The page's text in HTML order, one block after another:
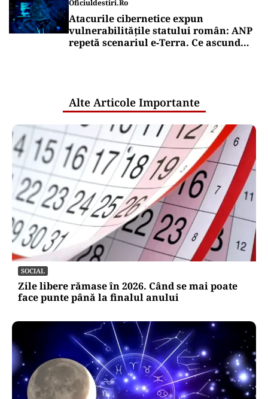
ACTUALITATE
Primele două barje, scufundate cu
succes în Dunăre. Radu Miruță: „Este o
procedură lentă pentru a se așeza cât
un stoc de peste 1.000 de tone
Puterea Financiara
Impactul economic al verii infernale
europene: căldura extremă începe să
lovească direct economia
Oficiuldestiri.ro
Atacurile cibernetice expun
vulnerabilitățile statului român: ANP
repetă scenariul e‑Terra. Ce ascund
comunicările oficiale și cine răspunde
pentru mentenanța IT a instituțiilor
publice
Alte Articole Importante